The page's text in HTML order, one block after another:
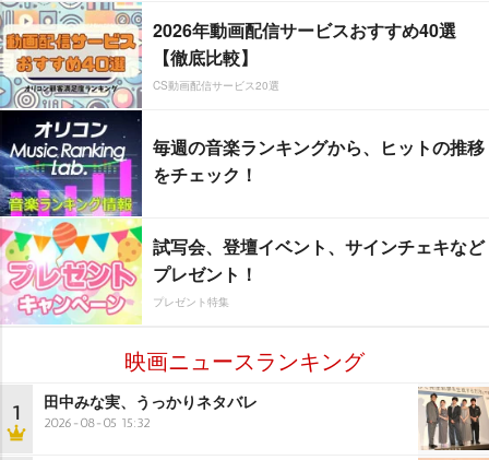
2026年動画配信サービスおすすめ40選
【徹底比較】
CS動画配信サービス20選
毎週の音楽ランキングから、ヒットの推移
をチェック！
試写会、登壇イベント、サインチェキなど
プレゼント！
プレゼント特集
映画ニュースランキング
1 田中みな実、うっかりネタバレ
2026-08-05 15:32